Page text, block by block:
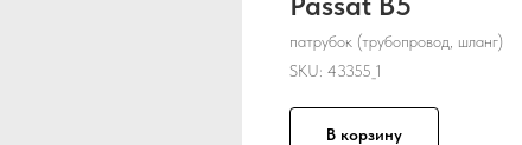
патрубок (трубопровод, шланг)
SKU: 43355_1
В корзину